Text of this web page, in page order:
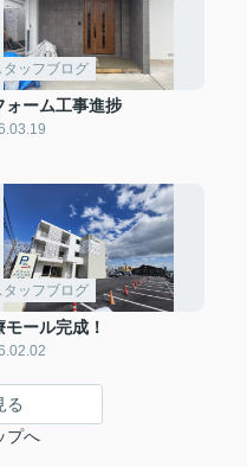
タッフブログ
ォーム工事進捗
タッフブログ
モール完成！
る
プへ